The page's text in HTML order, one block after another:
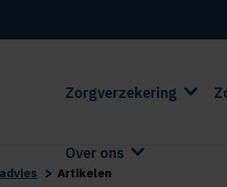
Zorgverzekering
Over ons
> Artikelen